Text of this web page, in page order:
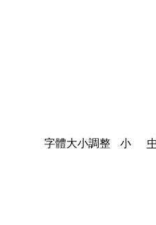
字體大小調整 小